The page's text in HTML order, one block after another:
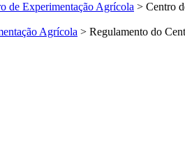
de Experimentação Agrícola > Centro
Agrícola > Regulamento do